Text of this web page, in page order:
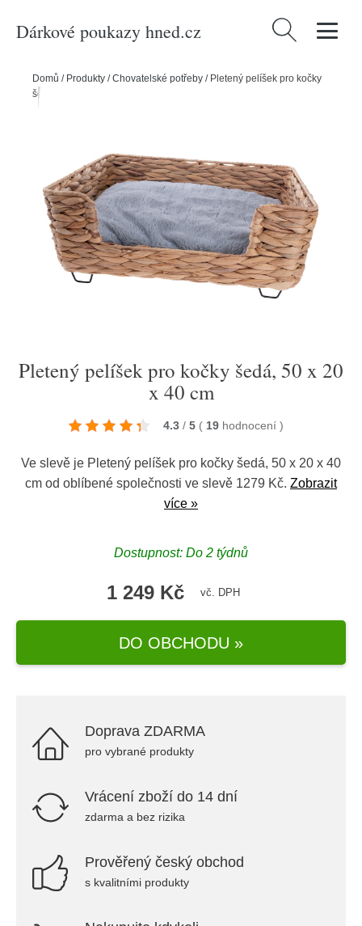
Dárkové poukazy hned.cz Vyhledávání
Domů / Produkty /Chovatelské potřeby / Pletený pelíšek pro kočky
šedá, 50 x 20 x 40 cm
Pletený pelíšek pro kočky šedá, 50 x 20
x 40 cm
4.3 / 5 ( 19 hodnocení )
Ve slevě je Pletený pelíšek pro kočky šedá, 50 x 20 x 40
cm od oblíbené společnosti ve slevě 1279 Kč. Zobrazit
více »
Dostupnost: Do 2 týdnů
1 249 Kč vč. DPH
DO OBCHODU »
Doprava ZDARMA
pro vybrané produkty
Vrácení zboží do 14 dní
zdarma a bez rizika
Prověřený český obchod
s kvalitními produkty